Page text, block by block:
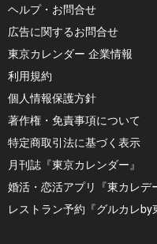
ヘルプ・お問合せ
広告に関するお問合せ
東京カレンダー 企業情報
利用規約
個人情報保護方針
著作権・免責事項について
特定商取引法に基づく表示
月刊誌『東京カレンダー』
婚活・恋活アプリ『東カレデ
レストラン予約『グルカレby